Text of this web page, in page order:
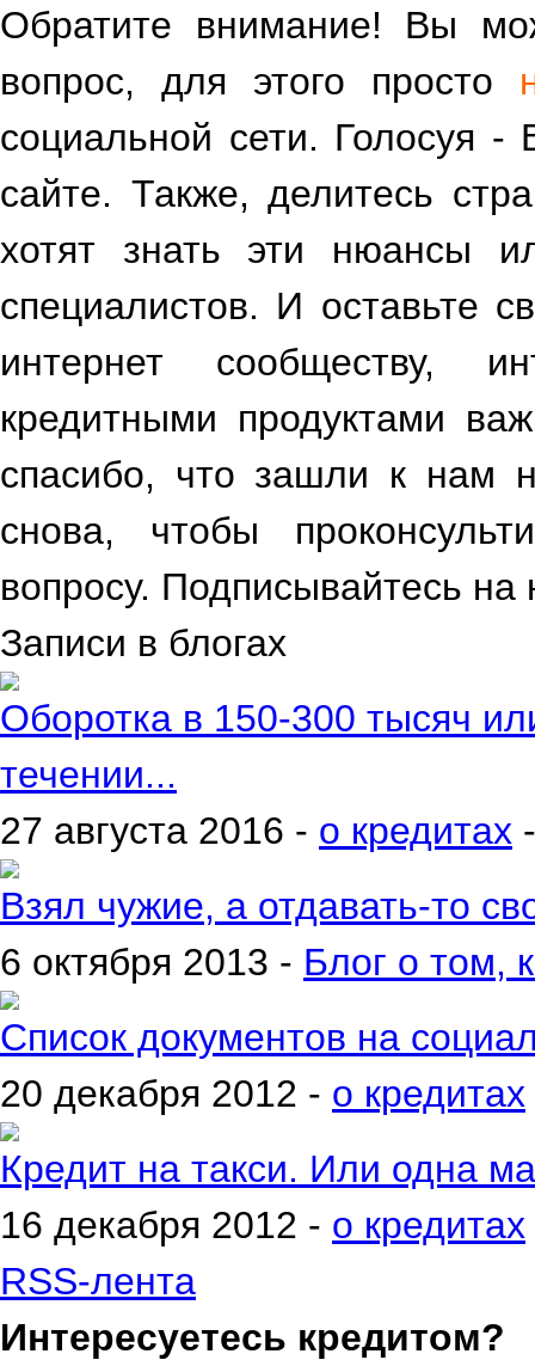
Обратите внимание! Вы
вопрос, для этого просто
социальной сети. Голосуя -
сайте. Также, делитесь
хотят знать эти нюансы
специалистов. И оставьте
интернет сообществу,
кредитными продуктами
спасибо, что зашли к нам
снова, чтобы
вопросу. Подписывайтесь
Записи в блогах
Оборотка в 150-300 тысяч
течении...
27 августа 2016 - о кредитах
Взял чужие, а отдавать-то
6 октября 2013 - Блог о том,
Список документов на
20 декабря 2012 - о кредитах
Кредит на такси. Или одна
16 декабря 2012 - о кредитах
RSS-лента
Интересуетесь кредитом?